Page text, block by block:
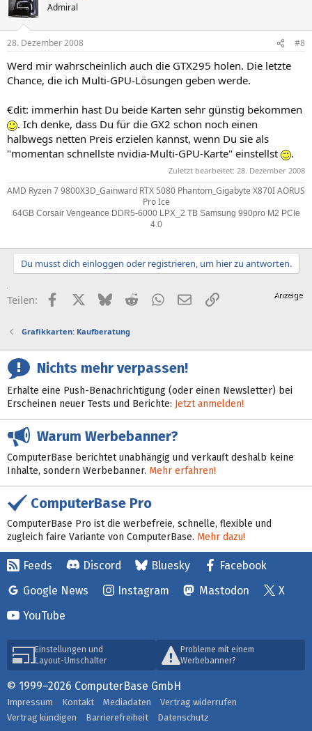
Admiral
28. Dezember 2008 #8
Werd mir wahrscheinlich auch die GTX295 holen. Die letzte
Chance, die ich Multi-GPU-Lösungen geben werde.
€dit: immerhin hast Du beide Karten sehr günstig bekommen
. Ich denke, dass Du für die GX2 schon noch einen
halbwegs netten Preis erzielen kannst, wenn Du sie als
"momentan schnellste nvidia-Multi-GPU-Karte" einstellst
.
Zuletzt bearbeitet: 28. Dezember 2008
AMD Ryzen 7 9800X3D_Gainward RTX 5080 Phantom_Gigabyte X870I AORUS
Pro Ice
64GB Corsair Vengeance DDR5-6000 LPX_2 TB Samsung 990pro M2 PCIe
4.0
Du musst dich einloggen oder registrieren, um hier zu antworten.
Teilen: FacebookX (Twitter)
BlueskyRedditWhatsApp
E-MailLink
Grafikkarten: Kaufberatung
Nichts mehr verpassen!
Erhalte eine Push-Benachrichtigung (oder einen Newsletter) bei
Erscheinen neuer Tests und Berichte: Jetzt anmelden!
Warum Werbebanner?
ComputerBase berichtet unabhängig und verkauft deshalb keine
Inhalte, sondern Werbebanner. Mehr erfahren!
ComputerBase Pro
ComputerBase Pro ist die werbefreie, schnelle, flexible und
zugleich faire Variante von ComputerBase. Mehr dazu!
Feeds Discord Bluesky
Facebook
Google News
Instagram Mastodon
X
YouTube
Einstellungen und
Layout-Umschalter
Probleme mit einem
Werbebanner?
© 1999–2026 ComputerBase GmbH
Impressum Kontakt Mediadaten
Vertrag widerrufen
Vertrag kündigen
Barrierefreiheit Datenschutz